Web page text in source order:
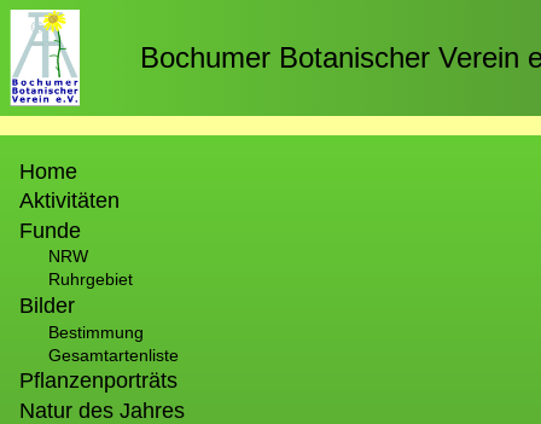
Direkt
zum
Inhalt
Bochumer Botanischer Verein
Home
Aktivitäten
Funde
NRW
Ruhrgebiet
Bilder
Bestimmung
Gesamtartenliste
Pflanzenporträts
Natur des Jahres